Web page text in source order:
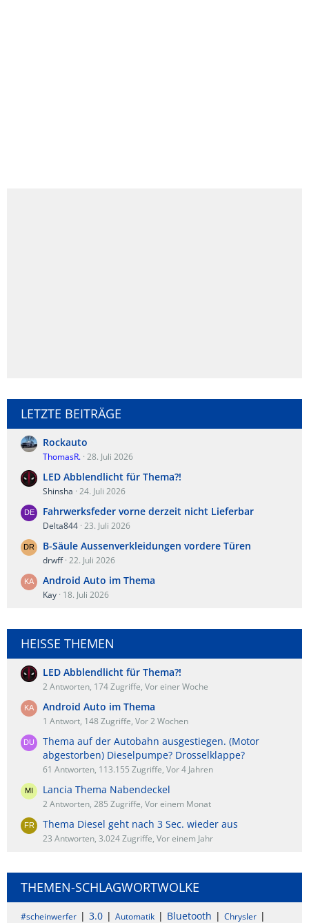
LETZTE BEITRÄGE
Rockauto
ThomasR. 28. Juli 2026
LED Abblendlicht für Thema?!
Shinsha 24. Juli 2026
Fahrwerksfeder vorne derzeit nicht Lieferbar
Delta844 23. Juli 2026
B-Säule Aussenverkleidungen vordere Türen
drwff 22. Juli 2026
Android Auto im Thema
Kay 18. Juli 2026
HEISSE THEMEN
LED Abblendlicht für Thema?!
2 Antworten, 174 Zugriffe, Vor einer Woche
Android Auto im Thema
1 Antwort, 148 Zugriffe, Vor 2 Wochen
Thema auf der Autobahn ausgestiegen. (Motor
abgestorben) Dieselpumpe? Drosselklappe?
61 Antworten, 113.155 Zugriffe, Vor 4 Jahren
Lancia Thema Nabendeckel
2 Antworten, 285 Zugriffe, Vor einem Monat
Thema Diesel geht nach 3 Sec. wieder aus
23 Antworten, 3.024 Zugriffe, Vor einem Jahr
THEMEN-SCHLAGWORTWOLKE
#scheinwerfer 3.0 Automatik Bluetooth Chrysler